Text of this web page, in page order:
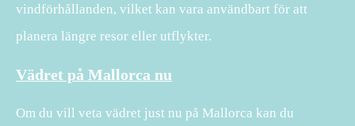
vindförhållanden, vilket kan vara användbart för att
planera längre resor eller utflykter.
Vädret på Mallorca nu
Om du vill veta vädret just nu på Mallorca kan du